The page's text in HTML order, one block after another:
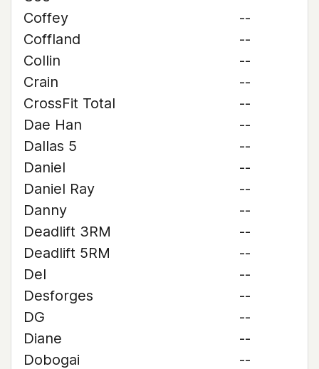
Coffey
--
Coffland
--
Collin
--
Crain
--
CrossFit Total
--
Dae Han
--
Dallas 5
--
Daniel
--
Daniel Ray
--
Danny
--
Deadlift 3RM
--
Deadlift 5RM
--
Del
--
Desforges
--
DG
--
Diane
--
Dobogai
--